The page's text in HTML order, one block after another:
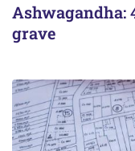
Ashwagandha:
grave